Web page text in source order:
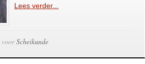
Lees verder...
voorScheikunde